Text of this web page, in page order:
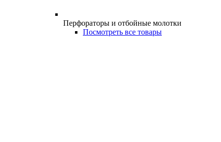
Перфораторы и отбойные молотки
Посмотреть все товары